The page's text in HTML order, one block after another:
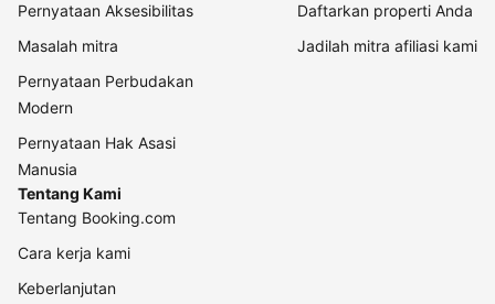
Pernyataan Aksesibilitas
Masalah mitra
Pernyataan Perbudakan
Modern
Pernyataan Hak Asasi
Manusia
Daftarkan properti Anda
Jadilah mitra afiliasi kami
Tentang Kami
Tentang Booking.com
Cara kerja kami
Keberlanjutan